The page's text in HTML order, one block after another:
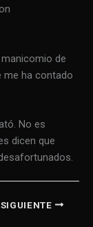
de
me ha contado
No es
dicen que
SIGUIENTE